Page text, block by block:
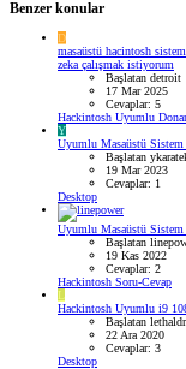
Benzer konular
D
masaüstü hacintosh
zeka çalışmak istiyorum
Başlatan detroit
17 Mar 2025
Cevaplar: 5
Hackintosh Uyumlu
Y
Uyumlu Masaüstü Sistem
Başlatan
19 Mar 2023
Cevaplar: 1
Desktop
Uyumlu Masaüstü Sistem
Başlatan
19 Kas 2022
Cevaplar: 2
Hackintosh Soru-Cevap
L
Hackintosh Uyumlu i9
Başlatan
22 Ara 2020
Cevaplar: 3
Desktop